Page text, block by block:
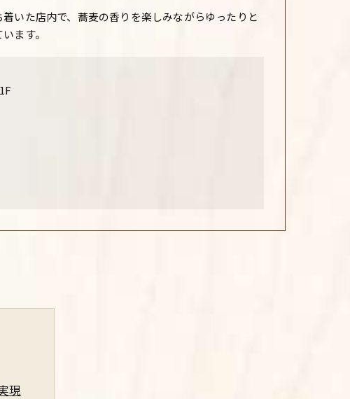
いた店内で、蕎麦の香りを楽しみながらゆったりと
ます。
現